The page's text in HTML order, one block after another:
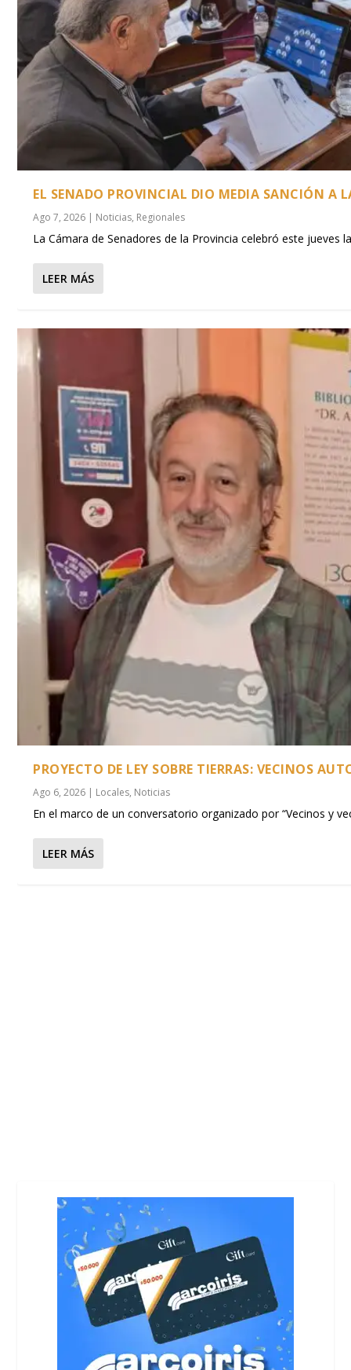
EL SENADO PROVINCIAL DIO MEDIA SANCIÓN A
Ago 7, 2026 | Noticias, Regionales
La Cámara de Senadores de la Provincia celebró este jueves
LEER MÁS
PROYECTO DE LEY SOBRE TIERRAS: VECINOS
Ago 6, 2026 | Locales, Noticias
En el marco de un conversatorio organizado por “Vecinos y
LEER MÁS